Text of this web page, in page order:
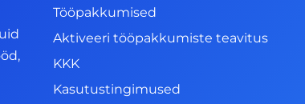
Tööpakkumised
Aktiveeri tööpakkumiste teavitus
KKK
Kasutustingimused